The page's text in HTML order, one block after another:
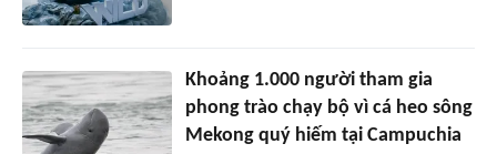
Khoảng 1.000 người tham gia
phong trào chạy bộ vì cá heo sông
Mekong quý hiếm tại Campuchia